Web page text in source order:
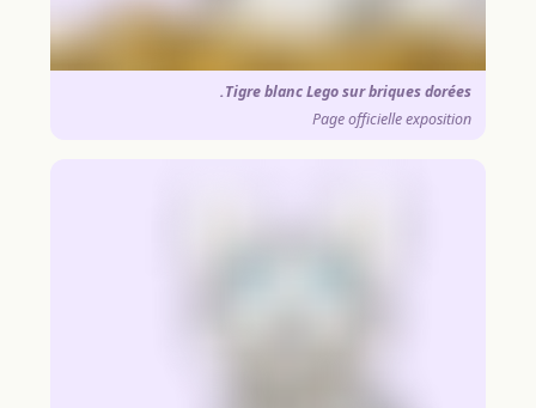
Tigre blanc Lego sur briques dorées.
Page officielle exposition